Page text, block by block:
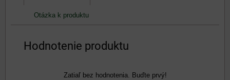
Otázka k produktu
Hodnotenie produktu
Zatiaľ bez hodnotenia. Buďte prvý!